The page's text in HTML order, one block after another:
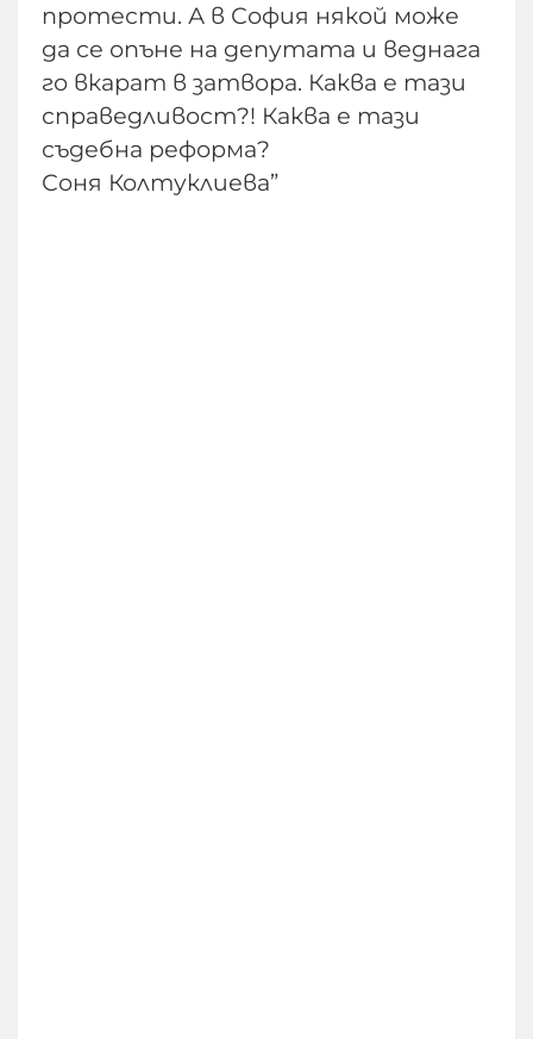
протести. А в София някой може
да се опъне на депутата и веднага
го вкарат в затвора. Каква е тази
справедливост?! Каква е тази
съдебна реформа?
Соня Колтуклиева”